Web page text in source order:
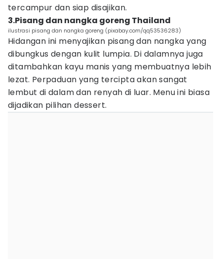
tercampur dan siap disajikan.
3.Pisang dan nangka goreng Thailand
ilustrasi pisang dan nangka goreng (pixabay.com/qq53536283)
Hidangan ini menyajikan pisang dan nangka yang
dibungkus dengan kulit lumpia. Di dalamnya juga
ditambahkan kayu manis yang membuatnya lebih
lezat. Perpaduan yang tercipta akan sangat
lembut di dalam dan renyah di luar. Menu ini biasa
dijadikan pilihan dessert.